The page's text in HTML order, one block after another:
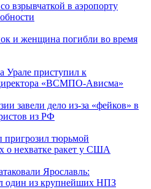
взрывчаткой в аэропорту
и женщина погибли во время
Урале приступил к
«ВСМПО-Ависма»
завели дело из-за «фейков» в
из РФ
пригрозил тюрьмой
о нехватке ракет у США
Ярославль:
один из крупнейших НПЗ